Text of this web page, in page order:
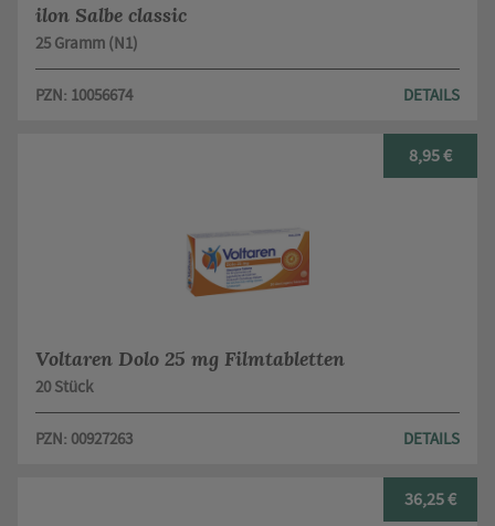
ilon Salbe classic
25 Gramm (N1)
PZN: 10056674 DETAILS
8,95 €
Voltaren Dolo 25 mg Filmtabletten
20 Stück
PZN: 00927263 DETAILS
36,25 €